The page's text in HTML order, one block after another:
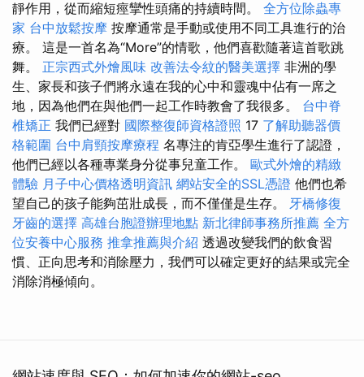
靜作用，從而縮短痙攣性頭痛的持續時間。 全方位除蟲專
家 台中放鬆按摩 按摩通常是手動或使用不同工具進行的治
療。 這是一首名為“More”的情歌，他們喜歡隨著這首歌跳
舞。 正宗西式外燴風味 改善法令紋的醫美選擇 非洲的學
生、家長和孩子們將永遠在我的心中和靈魂中佔有一席之
地，因為他們在與他們一起工作時教會了我很多。 台中脊
椎矯正 我們已經對 國際整復師資格證照 17 了解助聽器價
格範圍 台中肩頸按摩療程 名專注的肯亞學生進行了認證，
他們已經以各種專業身分從事兒童工作。 歐式外燴的精緻
體驗 月子中心價格透明資訊 網站安全的SSL憑證 他們也希
望自己的孩子能夠茁壯成長，而不僅僅是生存。 牙橋修復
牙齒的選擇 高雄台胞證辦理地點 新北律師事務所推薦 全方
位安養中心服務 推拿推薦與介紹 透過改變我們的飲食習
慣、正向思考和消除壓力，我們可以確定更好的結果或完全
消除消極傾向。